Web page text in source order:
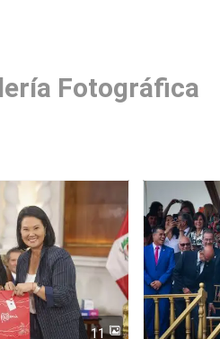
Fotográfica
11